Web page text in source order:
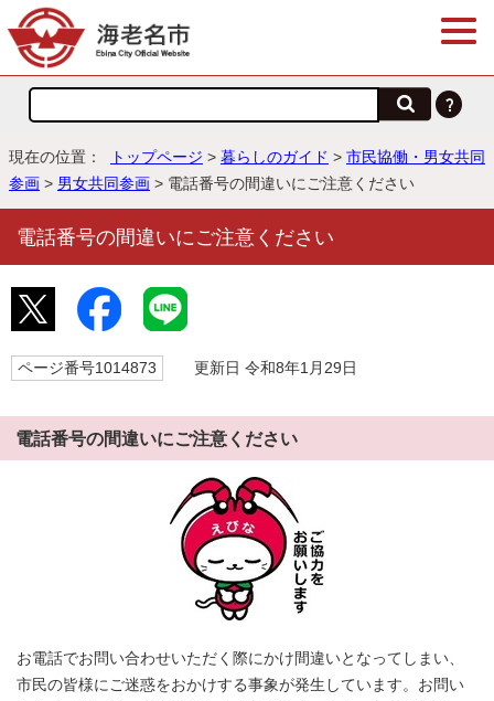
現在の位置： トップページ > 暮らしのガイド > 市民協働・男女共同
参画 > 男女共同参画 > 電話番号の間違いにご注意ください
電話番号の間違いにご注意ください
ページ番号1014873 更新日 令和8年1月29日
電話番号の間違いにご注意ください
お電話でお問い合わせいただく際にかけ間違いとなってしまい、
市民の皆様にご迷惑をおかけする事象が発生しています。お問い